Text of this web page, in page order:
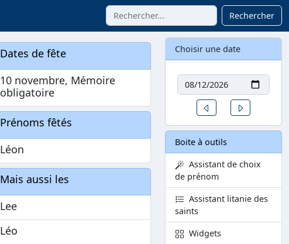
Rechercher
Dates de fête
10 novembre, Mémoire
obligatoire
Prénoms fêtés
Léon
Mais aussi les
Lee
Léo
Choisir une date
Date
Un jour avant
Boite à outils
Assistant de choix
de prénom
Assistant litanie des
saints
Widgets